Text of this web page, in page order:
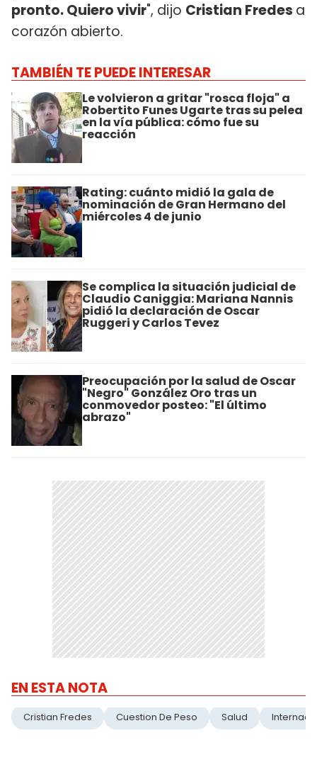
pronto. Quiero vivir", dijo Cristian Fredes a
corazón abierto.
TAMBIÉN TE PUEDE INTERESAR
Le volvieron a gritar "rosca floja" a
Robertito Funes Ugarte tras su pelea
en la vía pública: cómo fue su
reacción
Rating: cuánto midió la gala de
nominación de Gran Hermano del
miércoles 4 de junio
Se complica la situación judicial de
Claudio Caniggia: Mariana Nannis
pidió la declaración de Oscar
Ruggeri y Carlos Tevez
Preocupación por la salud de Oscar
"Negro" González Oro tras un
conmovedor posteo: "El último
abrazo"
EN ESTA NOTA
Cristian Fredes Cuestion De Peso Salud